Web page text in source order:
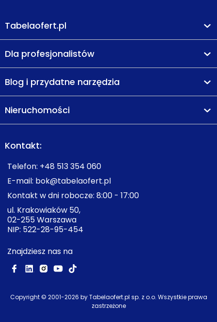
Tabelaofert.pl
Dla profesjonalistów
Blog i przydatne narzędzia
Nieruchomości
Kontakt:
Telefon: +48 513 354 060
E-mail: bok@tabelaofert.pl
Kontakt w dni robocze: 8:00 - 17:00
ul. Krakowiaków 50,
02-255 Warszawa
NIP: 522-28-95-454
Znajdziesz nas na
Copyright © 2001-2026 by Tabelaofert.pl sp. z o.o. Wszystkie prawa
zastrzeżone